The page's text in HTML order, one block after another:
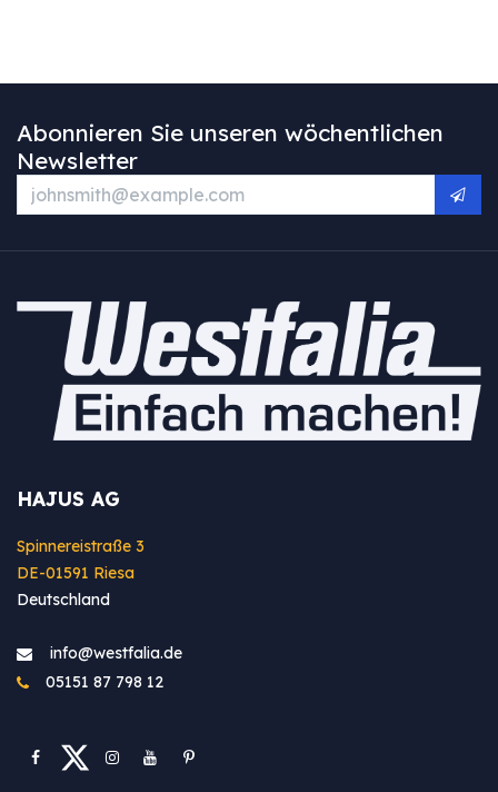
Abonnieren Sie unseren wöchentlichen
Newsletter
HAJUS AG
Spinnereistraße 3
DE-01591 Riesa
Deutschland
info@westfa​lia.de
05151 87 798 12